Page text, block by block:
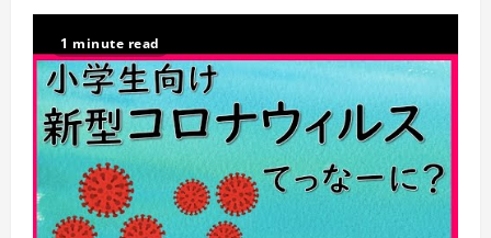
1 minute read